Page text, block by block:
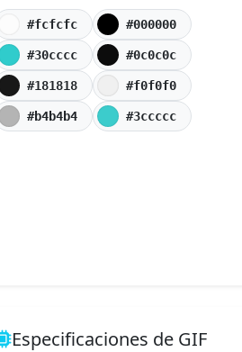
#fcfcfc #000000
#30cccc #0c0c0c
#181818 #f0f0f0
#b4b4b4 #3ccccc
Especificaciones de GIF